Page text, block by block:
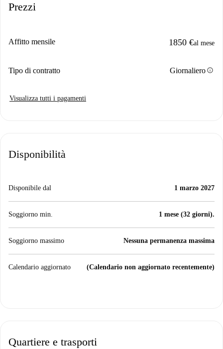
Prezzi
Affitto mensile 1850 €al mese
Tipo di contratto Giornalieroinfo
Visualizza tutti i pagamenti
Disponibilità
Disponibile dal 1 marzo 2027
Soggiorno min. 1 mese (32 giorni).
Soggiorno massimo Nessuna permanenza massima
Calendario aggiornato (Calendario non aggiornato recentemente)
Quartiere e trasporti